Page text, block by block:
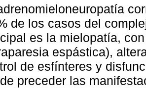
de los casos del
es la mielopatía,
espástica),
de esfínteres y
preceder las